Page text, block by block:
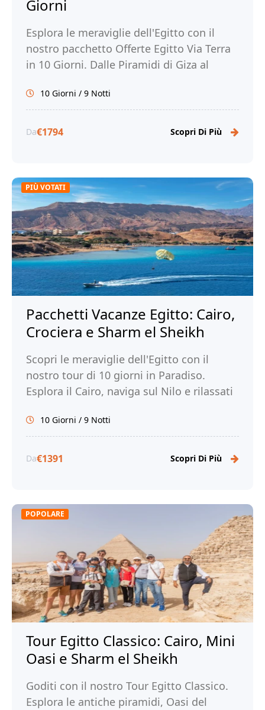
Giorni
Esplora le meraviglie dell'Egitto con il
nostro pacchetto Offerte Egitto Via Terra
in 10 Giorni. Dalle Piramidi di Giza al
bellezza dell'Egitto. Prenota la tua
avventura con Tour Egitto!
10 Giorni / 9 Notti
Da€1794 Scopri Di Più
PIÙ VOTATI
Pacchetti Vacanze Egitto: Cairo,
Crociera e Sharm el Sheikh
Scopri le meraviglie dell'Egitto con il
nostro tour di 10 giorni in Paradiso.
Esplora il Cairo, naviga sul Nilo e rilassati
Prenota ora per un'avventura
10 Giorni / 9 Notti
Da€1391 Scopri Di Più
POPOLARE
Tour Egitto Classico: Cairo, Mini
Oasi e Sharm el Sheikh
Goditi con il nostro Tour Egitto Classico.
Esplora le antiche piramidi, Oasi del